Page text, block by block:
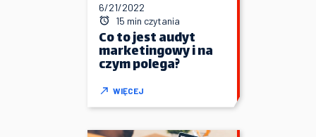
6/21/2022
15 min czytania
Co to jest audyt
marketingowy i na
czym polega?
WIĘCEJ